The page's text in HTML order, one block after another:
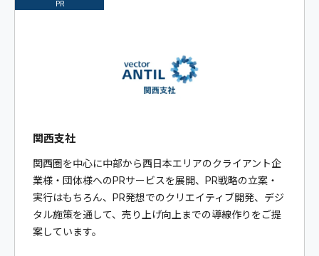
PR
関西支社
関西圏を中心に中部から西日本エリアのクライアント企
業様・団体様へのPRサービスを展開、PR戦略の立案・
実行はもちろん、PR発想でのクリエイティブ開発、デジ
タル施策を通して、売り上げ向上までの導線作りをご提
案しています。